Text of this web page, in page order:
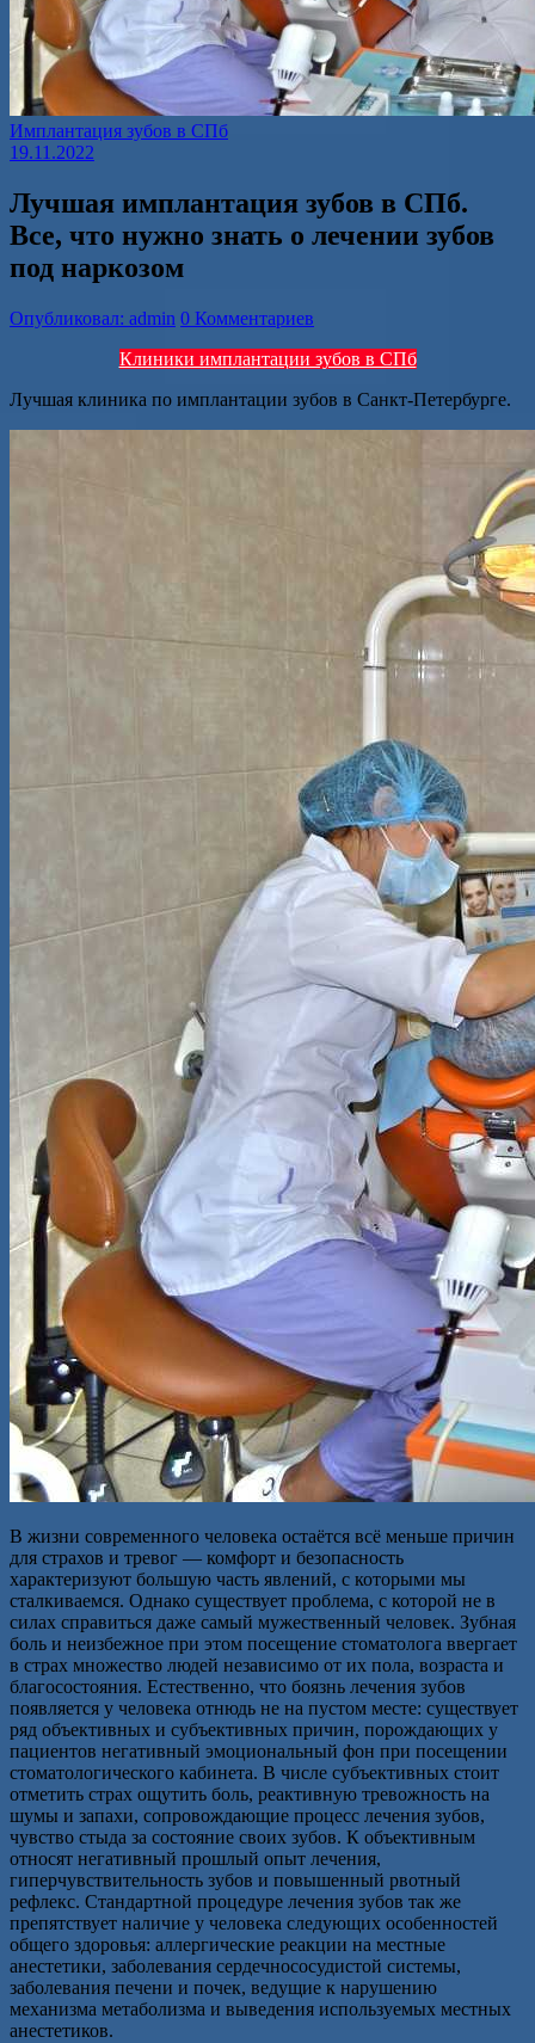
Имплантация зубов в СПб
19.11.2022
Лучшая имплантация зубов в СПб.
Все, что нужно знать о лечении зубов
под наркозом
Опубликовал: admin 0 Комментариев
Клиники имплантации зубов в СПб
Лучшая клиника по имплантации зубов в Санкт-Петербурге.
В жизни современного человека остаётся всё меньше причин
для страхов и тревог — комфорт и безопасность
характеризуют большую часть явлений, с которыми мы
сталкиваемся. Однако существует проблема, с которой не в
силах справиться даже самый мужественный человек. Зубная
боль и неизбежное при этом посещение стоматолога ввергает
в страх множество людей независимо от их пола, возраста и
благосостояния. Естественно, что боязнь лечения зубов
появляется у человека отнюдь не на пустом месте: существует
ряд объективных и субъективных причин, порождающих у
пациентов негативный эмоциональный фон при посещении
стоматологического кабинета. В числе субъективных стоит
отметить страх ощутить боль, реактивную тревожность на
шумы и запахи, сопровождающие процесс лечения зубов,
чувство стыда за состояние своих зубов. К объективным
относят негативный прошлый опыт лечения,
гиперчувствительность зубов и повышенный рвотный
рефлекс. Стандартной процедуре лечения зубов так же
препятствует наличие у человека следующих особенностей
общего здоровья: аллергические реакции на местные
анестетики, заболевания сердечнососудистой системы,
заболевания печени и почек, ведущие к нарушению
механизма метаболизма и выведения используемых местных
анестетиков.